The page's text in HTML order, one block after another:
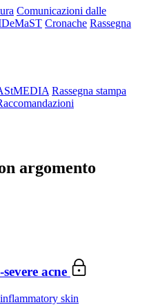
Comunicazioni dalle
Cronache Rassegna
Rassegna stampa
argomento
acne
skin